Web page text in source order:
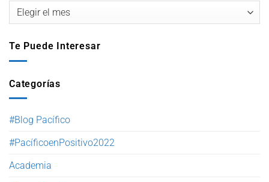
Te Puede Interesar
Categorías
#Blog Pacífico
#PacíficoenPositivo2022
Academia